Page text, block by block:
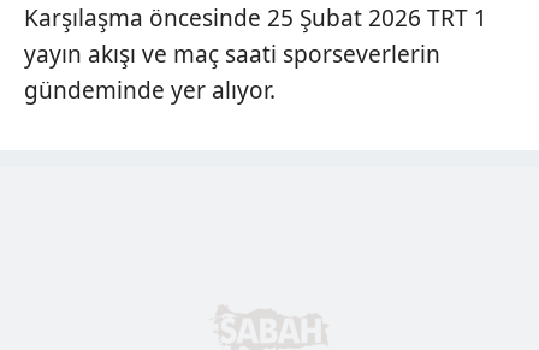
Karşılaşma öncesinde 25 Şubat 2026 TRT 1
yayın akışı ve maç saati sporseverlerin
gündeminde yer alıyor.